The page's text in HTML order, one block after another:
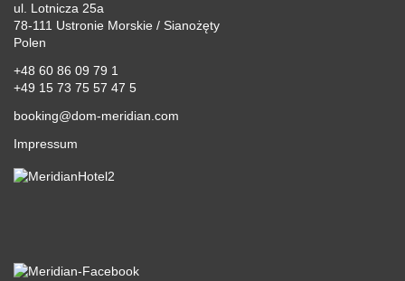
SERVICE
ANFAHRT
SPRACHFÜHRER
ul. Lotnicza 25a
78-111 Ustronie Morskie / Sianożęty
Polen
+48 60 86 09 79 1
+49 15 73 75 57 47 5
booking@dom-meridian.com
Impressum